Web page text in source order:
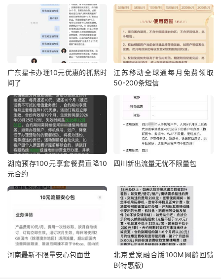
广东星卡办理10元优惠的抓紧时
间了
江苏移动全球通每月免费领取
50-200条短信
湖南预存100元享套餐费直降10
元合约
四川新出流量无忧不限量包
河南最新不限量安心包面世
北京爱家融合版100M网龄回馈
B(特惠版)